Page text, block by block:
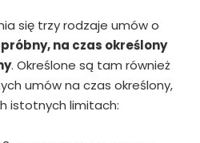
się trzy rodzaje umów o
na czas określony
. Określone są tam również
umów na czas określony,
istotnych limitach: